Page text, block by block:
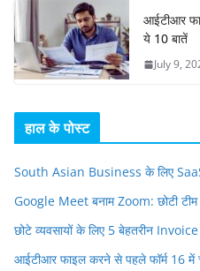
आईटीआर
ये 10 बातें
July 9,
हाल के पोस्ट
South Asian Business के लिए
Google Meet बनाम Zoom: छोटी
छोटे व्यवसायों के लिए 5 बेहतरीन
आईटीआर फाइल करने से पहले फॉर्म 16